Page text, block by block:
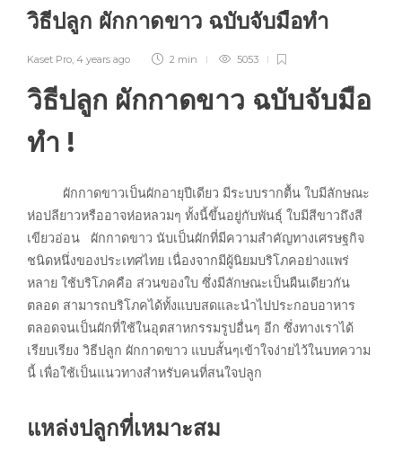
วิธีปลูก ผักกาดขาว ฉบับจับมือทำ
Kaset Pro 4 years ago 2 min 5053
วิธีปลูก ผักกาดขาว ฉบับจับมือ
ทำ !
ผักกาดขาวเป็นผักอายุปีเดียว มีระบบรากตื้น ใบมีลักษณะ
ห่อปลียาวหรืออาจห่อหลวมๆ ทั้งนี้ขึ้นอยู่กับพันธุ์ ใบมีสีขาวถึงสี
เขียวอ่อน ผักกาดขาว นับเป็นผักที่มีความสำคัญทางเศรษฐกิจ
ชนิดหนึ่งของประเทศไทย เนื่องจากมีผู้นิยมบริโภคอย่างแพร่
หลาย ใช้บริโภคคือ ส่วนของใบ ซึ่งมีลักษณะเป็นผืนเดียวกัน
ตลอด สามารถบริโภคได้ทั้งแบบสดและนำไปประกอบอาหาร
ตลอดจนเป็นผักที่ใช้ในอุตสาหกรรมรูปอื่นๆ อีก ซึ่งทางเราได้
เรียบเรียง วิธีปลูก ผักกาดขาว แบบสั้นๆเข้าใจง่ายไว้ในบทความ
นี้ เพื่อใช้เป็นแนวทางสำหรับคนที่สนใจปลูก
แหล่งปลูกที่เหมาะสม